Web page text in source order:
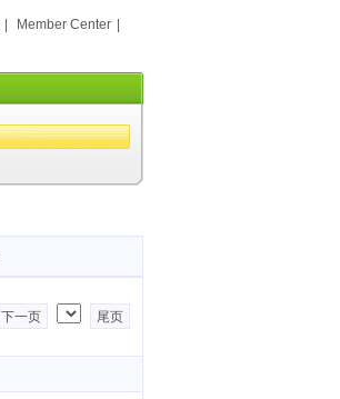
Member Center
下一页 尾页